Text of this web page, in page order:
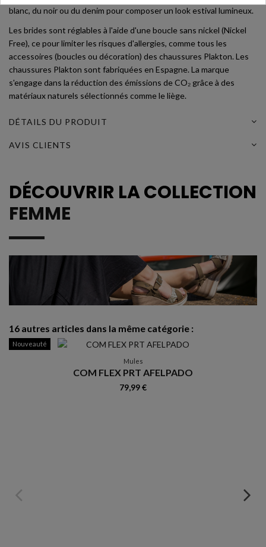
blanc, du noir ou du denim pour composer un look estival lumineux.
Les brides sont réglables à l'aide d'une boucle sans nickel (Nickel
Free), ce pour limiter les risques d'allergies, comme tous les
accessoires (boucles ou décoration) des chaussures Plakton. Les
chaussures Plakton sont fabriquées en Espagne. La marque
s'engage dans la réduction des émissions de CO₂ grâce à des
matériaux naturels sélectionnés comme le liège.
DÉTAILS DU PRODUIT
AVIS CLIENTS
DÉCOUVRIR LA COLLECTION
FEMME
16 autres articles dans la même catégorie :
Nouveauté
Mules
COM FLEX PRT AFELPADO
79,99 €